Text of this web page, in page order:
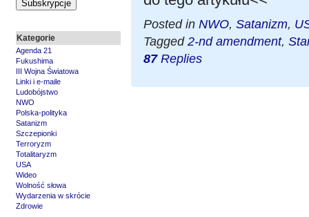
Kategorie
Agenda 21
Fukushima
III Wojna Światowa
Linki i e-maile
Ludobójstwo
NWO
Polska-polityka
Satanizm
Szczepionki
Terroryzm
Totalitaryzm
USA
Wideo
Wolność słowa
Wydarzenia w skrócie
Zdrowie
Posted in NWO, Satanizm,
Tagged 2-nd amendment,
87Replies